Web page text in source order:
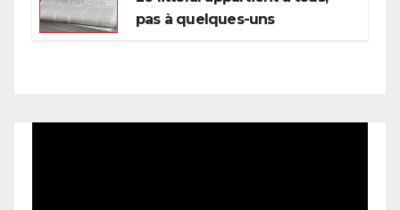
pas à quelques-uns